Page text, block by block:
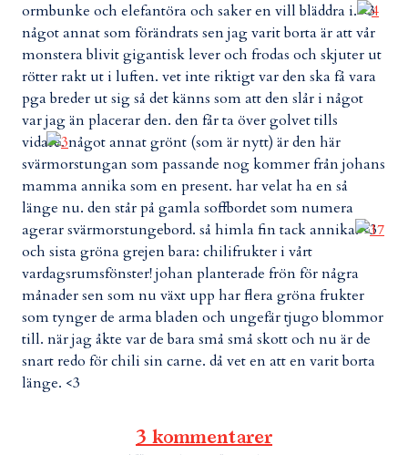
ormbunke och elefantöra och saker en vill bläddra i. <3
något annat som förändrats sen jag varit borta är att vår
monstera blivit gigantisk lever och frodas och skjuter ut
rötter rakt ut i luften. vet inte riktigt var den ska få vara
pga breder ut sig så det känns som att den slår i något
var jag än placerar den. den får ta över golvet tills
vidare.något annat grönt (som är nytt) är den här
svärmorstungan som passande nog kommer från johans
mamma annika som en present. har velat ha en så
länge nu. den står på gamla soffbordet som numera
agerar svärmorstungebord. så himla fin tack annika. <3
och sista gröna grejen bara: chilifrukter i vårt
vardagsrumsfönster! johan planterade frön för några
månader sen som nu växt upp har flera gröna frukter
som tynger de arma bladen och ungefär tjugo blommor
till. när jag åkte var de bara små små skott och nu är de
snart redo för chili sin carne. då vet en att en varit borta
länge. <3
3 kommentarer